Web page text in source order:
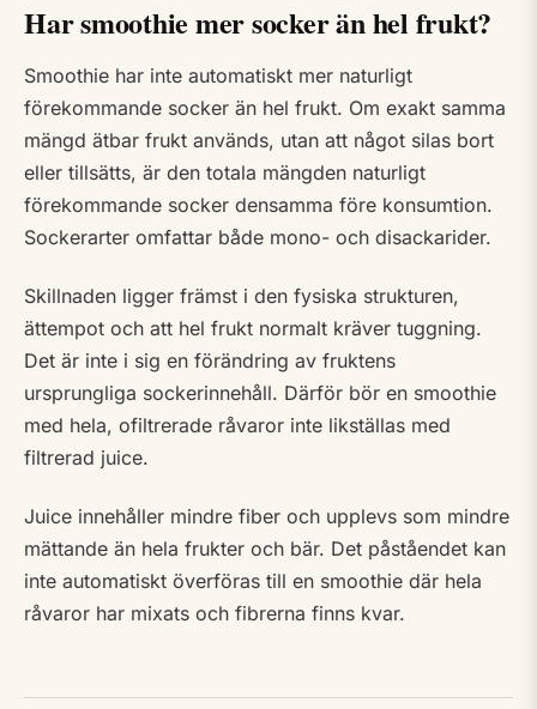
Har smoothie mer socker än hel frukt?
Smoothie har inte automatiskt mer naturligt
förekommande socker än hel frukt. Om exakt samma
mängd ätbar frukt används, utan att något silas bort
eller tillsätts, är den totala mängden naturligt
förekommande socker densamma före konsumtion.
Sockerarter omfattar både mono- och disackarider.
Skillnaden ligger främst i den fysiska strukturen,
ättempot och att hel frukt normalt kräver tuggning.
Det är inte i sig en förändring av fruktens
ursprungliga sockerinnehåll. Därför bör en smoothie
med hela, ofiltrerade råvaror inte likställas med
filtrerad juice.
Juice innehåller mindre fiber och upplevs som mindre
mättande än hela frukter och bär. Det påståendet kan
inte automatiskt överföras till en smoothie där hela
råvaror har mixats och fibrerna finns kvar.